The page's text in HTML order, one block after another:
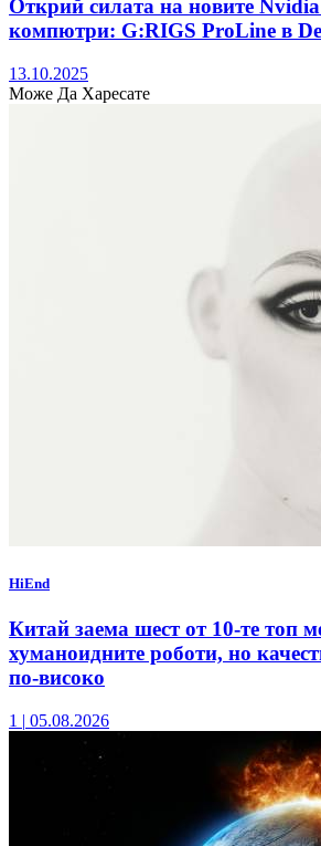
Открий силата на новите
компютри: G:RIGS ProLine в
13.10.2025
Може Да Харесате
HiEnd
Китай заема шест от 10-те топ
хуманоидните роботи, но
по-високо
1 | 05.08.2026